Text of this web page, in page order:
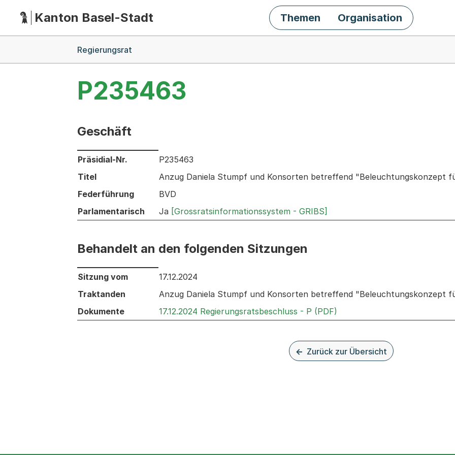
HauptnavigationKanton Basel-Stadt Themen Organisation
Regierungsrat
P235463
Geschäft
Informationen zum Ausgewählten Geschäft
Präsidial-Nr.
P235463
Titel
Anzug Daniela Stumpf und Konsorten betreffend "Beleuchtungskonzept
Federführung
BVD
Parlamentarisch
Ja [Grossratsinformationssystem - GRIBS]
Behandelt an den folgenden Sitzungen
Behandelt an den folgenden Sitzungen: Informationen zu den Sitzungen zum Geschäft
Sitzung vom
17.12.2024
Traktanden
Anzug Daniela Stumpf und Konsorten betreffend "Beleuchtungskonzept
Dokumente
17.12.2024 Regierungsratsbeschluss - P (PDF)
Zurück zur Übersicht